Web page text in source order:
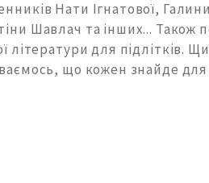
Нати Ігнатової,
Шавлач та інших... Також
літератури для підлітків.
що кожен знайде для